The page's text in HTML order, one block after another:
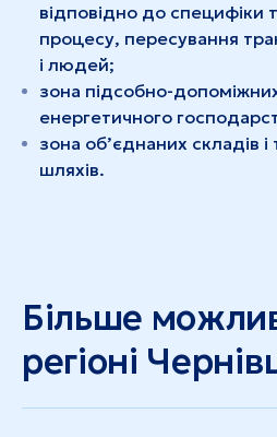
відповідно до специфіки
процесу, пересування
і людей;
зона підсобно-
енергетичного
зона об’єднаних складів
шляхів.
Більше
регіоні